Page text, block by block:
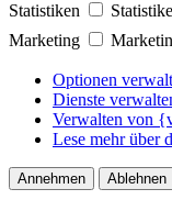
Statistiken
Marketing
Optionen
Dienste
Verwalten von
Lese mehr über
Annehmen Ablehnen